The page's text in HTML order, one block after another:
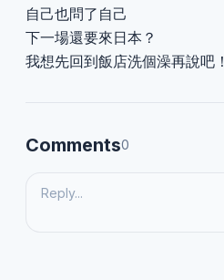
自己也問了自己
下一場還要來日本？
我想先回到飯店洗個澡再說吧！
Comments0